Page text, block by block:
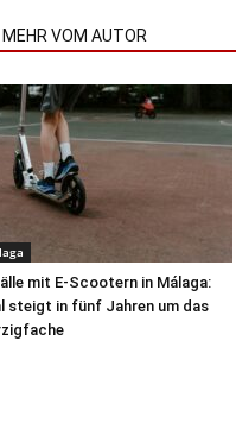
MEHR VOM AUTOR
mit E-Scootern in Málaga:
steigt in fünf Jahren um das